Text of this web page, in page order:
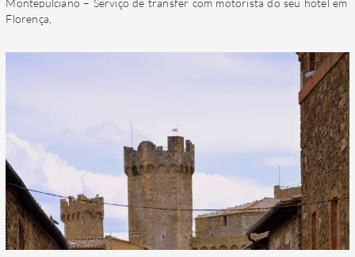
Montepulciano – Serviço de transfer com motorista do seu hotel em
Florença,